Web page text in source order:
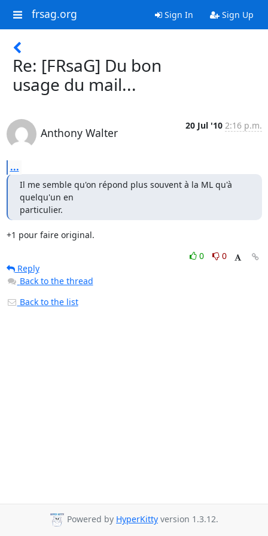
frsag.org Sign In Sign Up
Re: [FRsaG] Du bon
usage du mail...
Anthony Walter
20 Jul '10 2:16 p.m.
...
Il me semble qu'on répond plus souvent à la ML qu'à
quelqu'un en
particulier.
+1 pour faire original.
0
0
Reply
Back to the thread
Back to the list
Powered by HyperKitty version 1.3.12.